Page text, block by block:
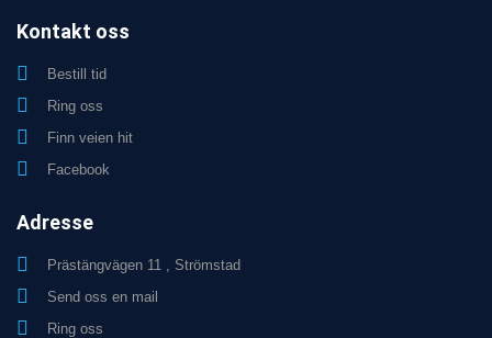
Kontakt oss
Bestill tid
Ring oss
Finn veien hit
Facebook
Adresse
Prästängvägen 11 , Strömstad
Send oss en mail
Ring oss